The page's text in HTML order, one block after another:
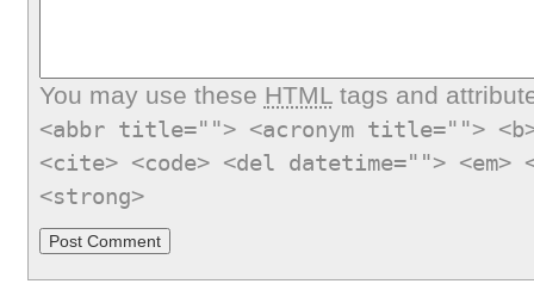
You may use these HTMLtags and
<abbr title=""> <acronym title="">
<cite> <code> <del datetime="">
<strong>